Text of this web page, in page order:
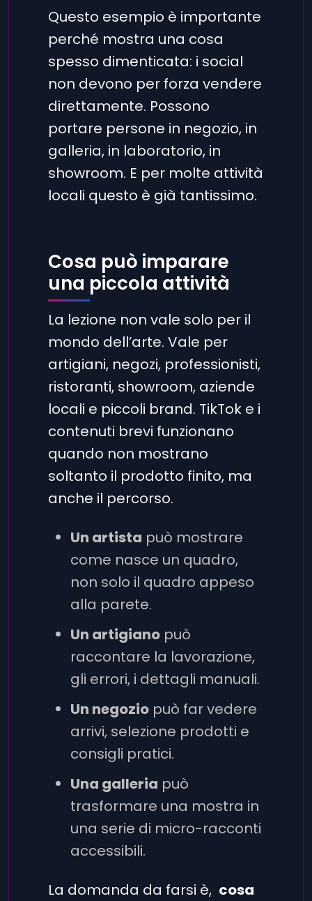
Questo esempio è importante
perché mostra una cosa
spesso dimenticata: i social
non devono per forza vendere
direttamente. Possono
portare persone in negozio, in
galleria, in laboratorio, in
showroom. E per molte attività
locali questo è già tantissimo.
Cosa può imparare
una piccola attività
La lezione non vale solo per il
mondo dell’arte. Vale per
artigiani, negozi, professionisti,
ristoranti, showroom, aziende
locali e piccoli brand. TikTok e i
contenuti brevi funzionano
quando non mostrano
soltanto il prodotto finito, ma
anche il percorso.
Un artista può mostrare
come nasce un quadro,
non solo il quadro appeso
alla parete.
Un artigiano può
raccontare la lavorazione,
gli errori, i dettagli manuali.
Un negozio può far vedere
arrivi, selezione prodotti e
consigli pratici.
Una galleria può
trasformare una mostra in
una serie di micro-racconti
accessibili.
La domanda da farsi è, cosa